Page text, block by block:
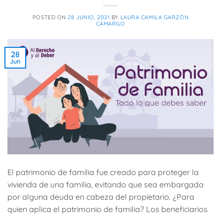
POSTED ON28 JUNIO, 2021 BY LAURA CAMILA GARZÓN
CAMARGO
28
Jun
El patrimonio de familia fue creado para proteger la
vivienda de una familia, evitando que sea embargada
por alguna deuda en cabeza del propietario. ¿Para
quien aplica el patrimonio de familia? Los beneficiarios